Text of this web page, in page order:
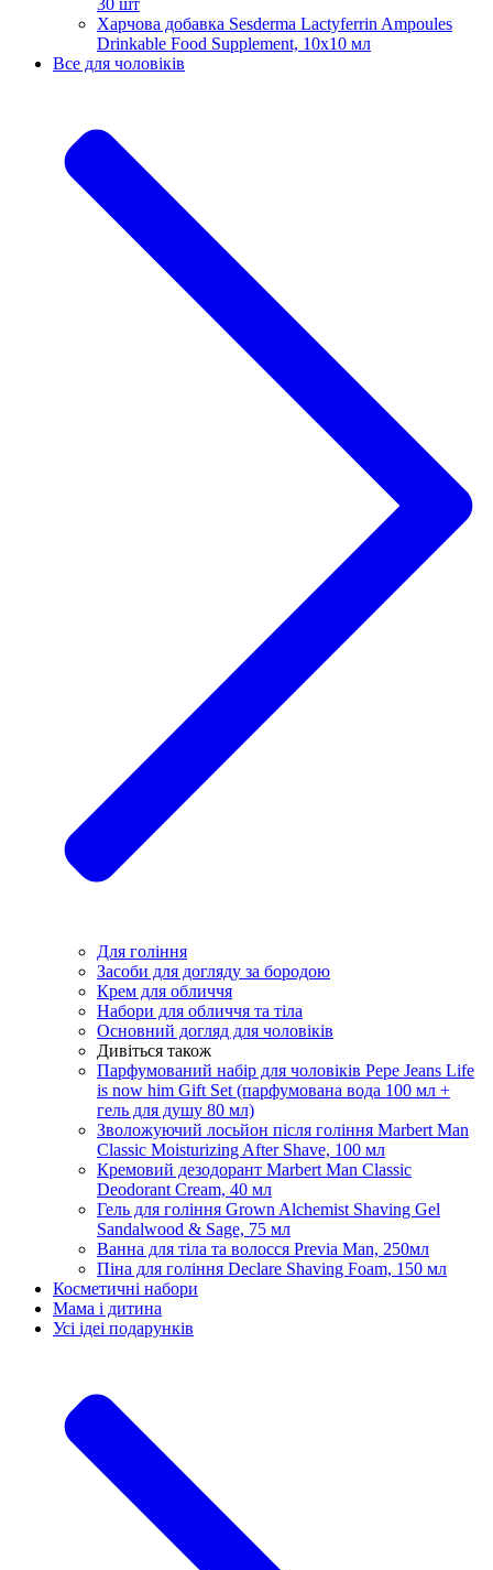
Харчова добавка Sesderma Lactyferrin Ampoules
Drinkable Food Supplement, 10x10 мл
Все для чоловіків
Для гоління
Засоби для догляду за бородою
Крем для обличчя
Набори для обличчя та тіла
Основний догляд для чоловіків
Дивіться також
Парфумований набір для чоловіків Pepe Jeans Life
is now him Gift Set (парфумована вода 100 мл +
гель для душу 80 мл)
Зволожуючий лосьйон після гоління Marbert Man
Classic Moisturizing After Shave, 100 мл
Кремовий дезодорант Marbert Man Classic
Deodorant Cream, 40 мл
Гель для гоління Grown Alchemist Shaving Gel
Sandalwood & Sage, 75 мл
Ванна для тіла та волосся Previa Man, 250мл
Піна для гоління Declare Shaving Foam, 150 мл
Косметичні набори
Мама і дитина
Усi iдеi подарункiв